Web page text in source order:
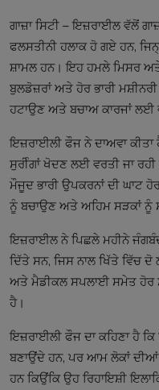
ਗਾਜ਼ਾ ਸਿਟੀ – ਇਜ਼ਰਾਈਲ ਵੱਲੋਂ
ਫਲਸਤੀਨੀ ਹਲਾਕ ਹੋ ਗਏ ਹਨ,
ਸ਼ਾਮਲ ਹਨ। ਇਹ ਹਮਲੇ ਮਿਸਰ
ਬੁਲਡੋਜ਼ਰਾਂ ਅਤੇ ਹੋਰ ਭਾਰੀ
ਹਟਾਉਣ ਅਤੇ ਬਚਾਅ ਕਾਰਜਾਂ ਲਈ
ਇਜ਼ਰਾਈਲੀ ਫੌਜ ਨੇ ਦਾਅਵਾ
ਸੁਰੀੰਗਾਂ ਖੋਦਣ ਲਈ ਵਰਤੀ ਜਾ ਰਹੀ
ਮੌਜੂਦ ਭਾਰੀ ਉਪਕਰਨਾਂ ਦੀ ਘਾਟ
ਨੂੰ ਬਚਾਉਣ ਅਤੇ ਅਹਿਮ ਸੜਕਾਂ ਨੂੰ
ਇਜ਼ਰਾਈਲ ਨੇ ਪਿਛਲੇ ਮਹੀਨੇ
ਦਿੱਤੇ ਸਨ, ਜਿਸ ਨਾਲ ਖਿੱਤੇ ਵਿੱਚ
ਅਤੇ ਮੈਡੀਕਲ ਸਪਲਾਈ ਸਮੇਤ ਹੋਰ
ਹੈ। ​
ਇਜ਼ਰਾਈਲੀ ਫੌਜ ਦਾ ਕਹਿਣਾ ਹੈ
ਬਣਾਉਂਦੇ ਹਨ, ਪਰ ਆਮ ਲੋਕਾਂ ਦੀਆਂ
ਹਨ ਕਿਉਂਕਿ ਉਹ ਰਿਹਾਇਸ਼ੀ